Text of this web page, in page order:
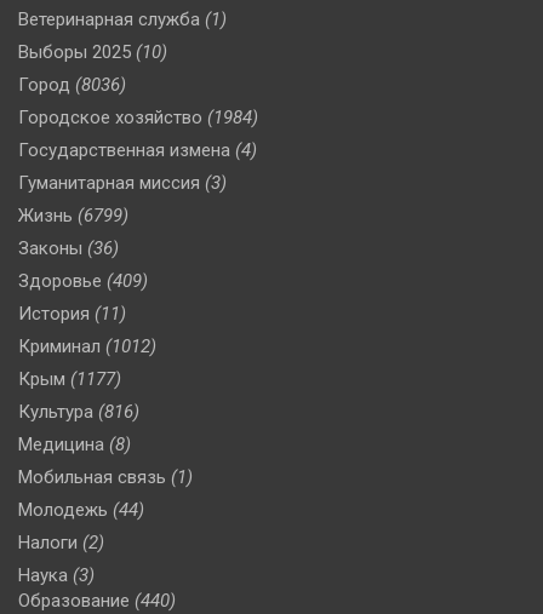
Ветеринарная служба (1)
Выборы 2025 (10)
Город (8036)
Городское хозяйство (1984)
Государственная измена (4)
Гуманитарная миссия (3)
Жизнь (6799)
Законы (36)
Здоровье (409)
История (11)
Криминал (1012)
Крым (1177)
Культура (816)
Медицина (8)
Мобильная связь (1)
Молодежь (44)
Налоги (2)
Наука (3)
Образование (440)